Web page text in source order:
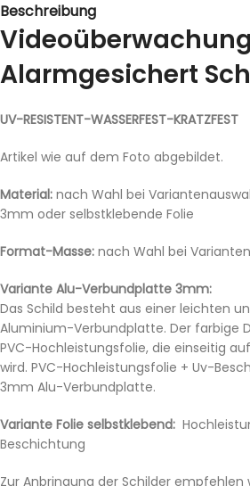
Beschreibung
Videoüberwachung
Alarmgesichert
UV-RESISTENT-WASSERFEST-KRATZFEST
Artikel wie auf dem Foto abgebildet.
Material: nach Wahl bei
3mm oder selbstklebende Folie
Format-Masse: nach Wahl bei
Variante Alu-Verbundplatte 3mm:
Das Schild besteht aus einer leichten
Aluminium-Verbundplatte. Der farbige
PVC-Hochleistungsfolie, die einseitig
wird. PVC-Hochleistungsfolie + Uv-
3mm Alu-Verbundplatte.
Variante Folie selbstklebend:
Beschichtung
Zur Anbringung der Schilder empfehlen